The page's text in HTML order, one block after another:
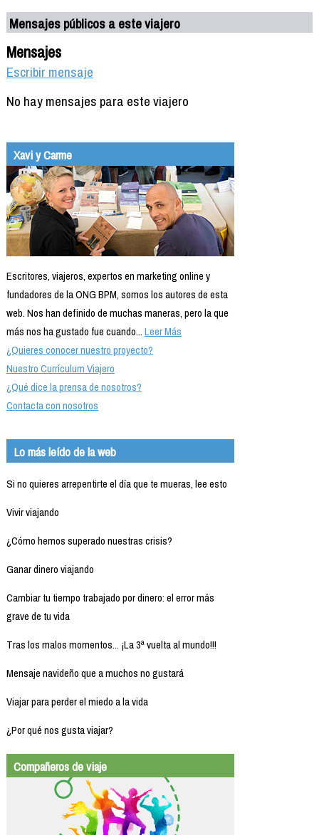
Mensajes públicos a este viajero
Mensajes
Escribir mensaje
No hay mensajes para este viajero
Xavi y Carme
Escritores, viajeros, expertos en marketing online y
fundadores de la ONG BPM, somos los autores de esta
web. Nos han definido de muchas maneras, pero la que
más nos ha gustado fue cuando...Leer Más
¿Quieres conocer nuestro proyecto?
Nuestro Currículum Viajero
¿Qué dice la prensa de nosotros?
Contacta con nosotros
Lo más leído de la web
Si no quieres arrepentirte el día que te mueras, lee esto
Vivir viajando
¿Cómo hemos superado nuestras crisis?
Ganar dinero viajando
Cambiar tu tiempo trabajado por dinero: el error más
grave de tu vida
Tras los malos momentos... ¡La 3ª vuelta al mundo!!!
Mensaje navideño que a muchos no gustará
Viajar para perder el miedo a la vida
¿Por qué nos gusta viajar?
Compañeros de viaje